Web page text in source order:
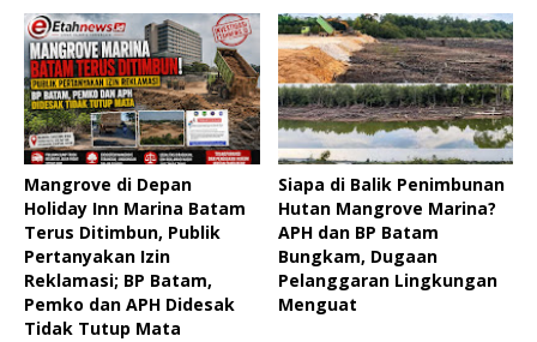
Mangrove di Depan
Holiday Inn Marina Batam
Terus Ditimbun, Publik
Pertanyakan Izin
Reklamasi; BP Batam,
Pemko dan APH Didesak
Tidak Tutup Mata
Siapa di Balik Penimbunan
Hutan Mangrove Marina?
APH dan BP Batam
Bungkam, Dugaan
Pelanggaran Lingkungan
Menguat ‎